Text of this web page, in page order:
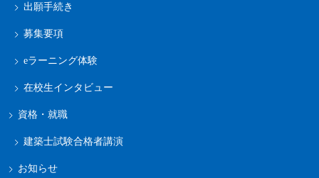
出願手続き
募集要項
eラーニング体験
在校生インタビュー
資格・就職
建築士試験合格者講演
お知らせ